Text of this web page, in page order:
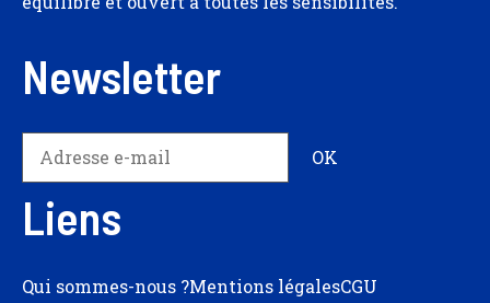
Newsletter
Liens
Qui sommes-nous ?Mentions légalesCGU